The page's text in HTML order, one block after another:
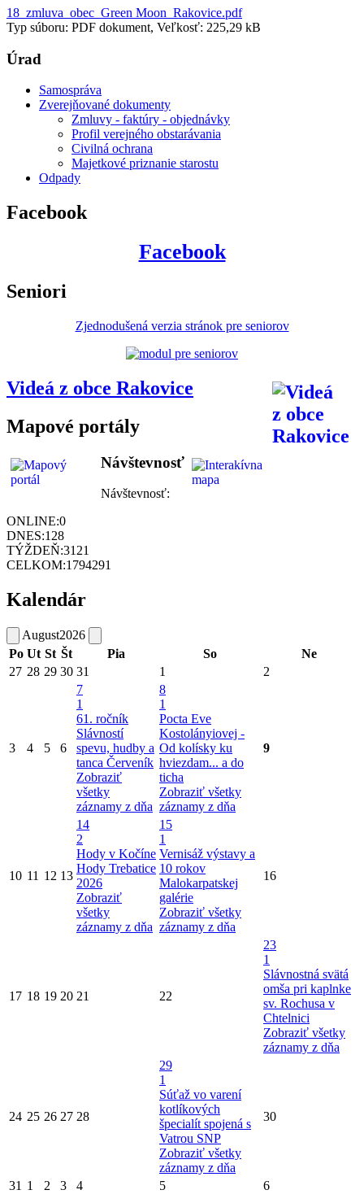
18_zmluva_obec_Green Moon_Rakovice.pdf
Typ súboru: PDF dokument, Veľkosť: 225,29 kB
Úrad
Samospráva
Zverejňované dokumenty
Zmluvy - faktúry - objednávky
Profil verejného obstarávania
Civilná ochrana
Majetkové priznanie starostu
Odpady
Facebook
Facebook
Seniori
Zjednodušená verzia stránok pre seniorov
Videá z obce Rakovice
Mapové portály
Návštevnosť
Návštevnosť:
ONLINE:0
DNES:128
TÝŽDEŇ:3121
CELKOM:1794291
Kalendár
August2026
Po Ut St Št Pia So
Ne
27 28 29 30 31 1 2
3 4 5 6
7
1
61. ročník
Slávností
spevu, hudby a
tanca Červeník
Zobraziť
všetky
záznamy z dňa
8
1
Pocta Eve
Kostolányiovej -
Od kolísky ku
hviezdam... a do
ticha
Zobraziť všetky
záznamy z dňa
9
10 11 12 13
14
2
Hody v Kočíne
Hody Trebatice
2026
Zobraziť
všetky
záznamy z dňa
15
1
Vernisáž výstavy a
10 rokov
Malokarpatskej
galérie
Zobraziť všetky
záznamy z dňa
16
17 18 19 20 21 22
23
1
Slávnostná svätá
omša pri kaplnke
sv. Rochusa v
Chtelnici
Zobraziť všetky
záznamy z dňa
24 25 26 27 28
29
1
Súťaž vo varení
kotlíkových
špecialít spojená s
Vatrou SNP
Zobraziť všetky
záznamy z dňa
30
31 1 2 3 4 5 6